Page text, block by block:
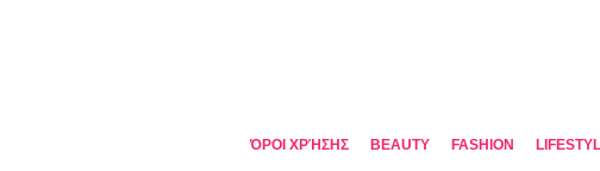
ΌΡΟΙ ΧΡΉΣΗΣ BEAUTY FASHION